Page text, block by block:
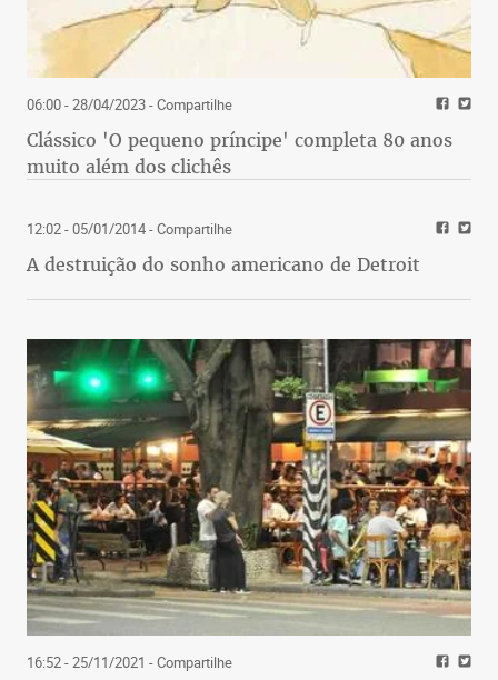
06:00 - 28/04/2023- Compartilhe
Clássico 'O pequeno príncipe' completa 80 anos
muito além dos clichês
12:02 - 05/01/2014- Compartilhe
A destruição do sonho americano de Detroit
16:52 - 25/11/2021 - Compartilhe